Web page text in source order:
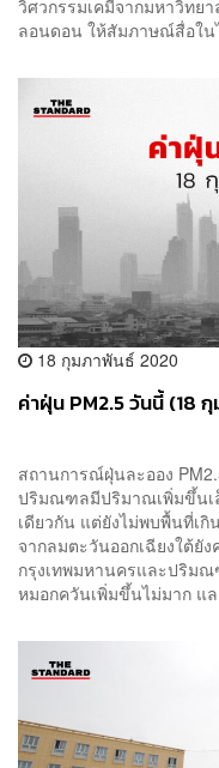
วิศวกรรมเคมีจากมหาวิทย
ลอนดอน ให้สัมภาษณ์สื่อใน
18 กุมภาพันธ์ 2020
ค่าฝุ่น PM2.5 วันนี้ (18
สถานการณ์ฝุ่นละออง
ปริมณฑลมีปริมาณเพิ่มขึ้นเ
เดียวกัน แต่ยังไม่พบพื้นที่เ
จากลมตะวันออกเฉียงใต้ยั
กรุงเทพมหานครและปริม
หมอกควันเพิ่มขึ้นไม่มาก แ